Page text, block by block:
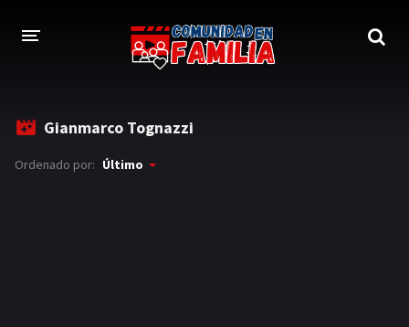
Gianmarco Tognazzi
Ordenado por: Último